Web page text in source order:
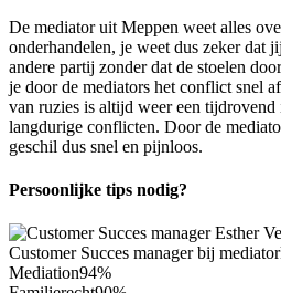
De mediator uit Meppen weet alles
onderhandelen, je weet dus zeker dat
andere partij zonder dat de stoelen
je door de mediators het conflict snel
van ruzies is altijd weer een tijdrovend
langdurige conflicten. Door de
geschil dus snel en pijnloos.
Persoonlijke tips nodig?
Customer Succes manager bij
Mediation94%